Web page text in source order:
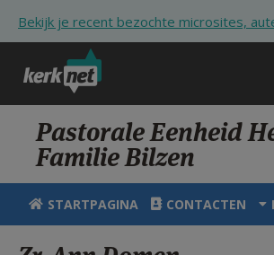
Bekijk je recent bezochte microsites,
STARTPAGINA
KERK
VIERINGEN
Pastorale Eenheid
Familie Bilzen
STARTPAGINA CONTACTEN